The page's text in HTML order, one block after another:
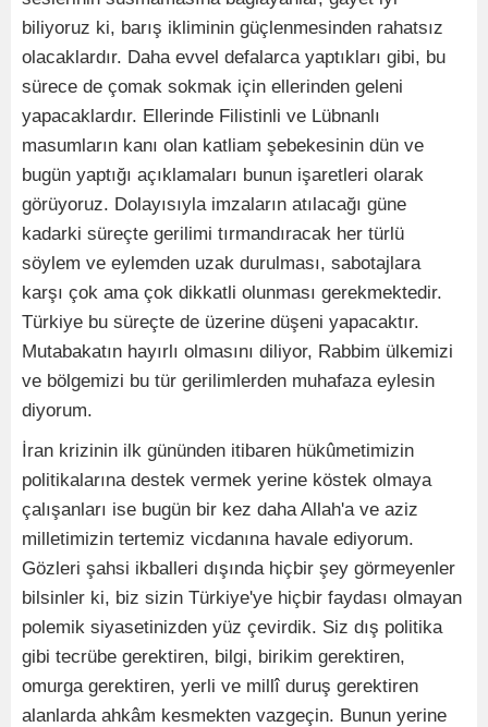
biliyoruz ki, barış ikliminin güçlenmesinden rahatsız
olacaklardır. Daha evvel defalarca yaptıkları gibi, bu
sürece de çomak sokmak için ellerinden geleni
yapacaklardır. Ellerinde Filistinli ve Lübnanlı
masumların kanı olan katliam şebekesinin dün ve
bugün yaptığı açıklamaları bunun işaretleri olarak
görüyoruz. Dolayısıyla imzaların atılacağı güne
kadarki süreçte gerilimi tırmandıracak her türlü
söylem ve eylemden uzak durulması, sabotajlara
karşı çok ama çok dikkatli olunması gerekmektedir.
Türkiye bu süreçte de üzerine düşeni yapacaktır.
Mutabakatın hayırlı olmasını diliyor, Rabbim ülkemizi
ve bölgemizi bu tür gerilimlerden muhafaza eylesin
diyorum.
İran krizinin ilk gününden itibaren hükûmetimizin
politikalarına destek vermek yerine köstek olmaya
çalışanları ise bugün bir kez daha Allah'a ve aziz
milletimizin tertemiz vicdanına havale ediyorum.
Gözleri şahsi ikballeri dışında hiçbir şey görmeyenler
bilsinler ki, biz sizin Türkiye'ye hiçbir faydası olmayan
polemik siyasetinizden yüz çevirdik. Siz dış politika
gibi tecrübe gerektiren, bilgi, birikim gerektiren,
omurga gerektiren, yerli ve millî duruş gerektiren
alanlarda ahkâm kesmekten vazgeçin. Bunun yerine